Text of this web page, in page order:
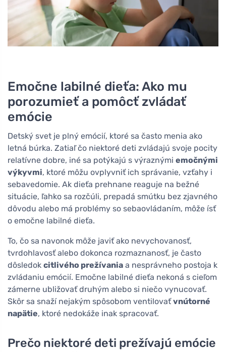
Emočne labilné dieťa: Ako mu
porozumieť a pomôcť zvládať
emócie
Detský svet je plný emócií, ktoré sa často menia ako
letná búrka. Zatiaľ čo niektoré deti zvládajú svoje pocity
relatívne dobre, iné sa potýkajú s výraznými emočnými
výkyvmi, ktoré môžu ovplyvniť ich správanie, vzťahy i
sebavedomie. Ak dieťa prehnane reaguje na bežné
situácie, ľahko sa rozčúli, prepadá smútku bez zjavného
dôvodu alebo má problémy so sebaovládaním, môže ísť
o emočne labilné dieťa.
To, čo sa navonok môže javiť ako nevychovanosť,
tvrdohlavosť alebo dokonca rozmaznanosť, je často
dôsledok citlivého prežívania a nesprávneho postoja k
zvládaniu emócií. Emočne labilné dieťa nekoná s cieľom
zámerne ubližovať druhým alebo si niečo vynucovať.
Skôr sa snaží nejakým spôsobom ventilovaťvnútorné
napätie, ktoré nedokáže inak spracovať.
Prečo niektoré deti prežívajú emócie